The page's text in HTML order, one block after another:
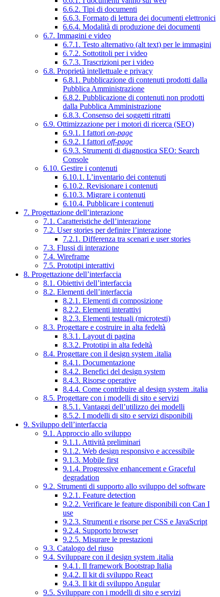
6.6.2. Tipi di documenti
6.6.3. Formato di lettura dei documenti elettronici
6.6.4. Modalità di produzione dei documenti
6.7. Immagini e video
6.7.1. Testo alternativo (alt text) per le immagini
6.7.2. Sottotitoli per i video
6.7.3. Trascrizioni per i video
6.8. Proprietà intellettuale e privacy
6.8.1. Pubblicazione di contenuti prodotti dalla
Pubblica Amministrazione
6.8.2. Pubblicazione di contenuti non prodotti
dalla Pubblica Amministrazione
6.8.3. Consenso dei soggetti ritratti
6.9. Ottimizzazione per i motori di ricerca (SEO)
6.9.1. I fattori on-page
6.9.2. I fattori off-page
6.9.3. Strumenti di diagnostica SEO: Search
Console
6.10. Gestire i contenuti
6.10.1. L’inventario dei contenuti
6.10.2. Revisionare i contenuti
6.10.3. Migrare i contenuti
6.10.4. Pubblicare i contenuti
7. Progettazione dell’interazione
7.1. Caratteristiche dell’interazione
7.2. User stories per definire l’interazione
7.2.1. Differenza tra scenari e user stories
7.3. Flussi di interazione
7.4. Wireframe
7.5. Prototipi interattivi
8. Progettazione dell’interfaccia
8.1. Obiettivi dell’interfaccia
8.2. Elementi dell’interfaccia
8.2.1. Elementi di composizione
8.2.2. Elementi interattivi
8.2.3. Elementi testuali (microtesti)
8.3. Progettare e costruire in alta fedeltà
8.3.1. Layout di pagina
8.3.2. Prototipi in alta fedeltà
8.4. Progettare con il design system .italia
8.4.1. Documentazione
8.4.2. Benefici del design system
8.4.3. Risorse operative
8.4.4. Come contribuire al design system .italia
8.5. Progettare con i modelli di sito e servizi
8.5.1. Vantaggi dell’utilizzo dei modelli
8.5.2. I modelli di sito e servizi disponibili
9. Sviluppo dell’interfaccia
9.1. Approccio allo sviluppo
9.1.1. Attività preliminari
9.1.2. Web design responsivo e accessibile
9.1.3. Mobile first
9.1.4. Progressive enhancement e Graceful
degradation
9.2. Strumenti di supporto allo sviluppo del software
9.2.1. Feature detection
9.2.2. Verificare le feature disponibili con Can I
use
9.2.3. Strumenti e risorse per CSS e JavaScript
9.2.4. Supporto browser
9.2.5. Misurare le prestazioni
9.3. Catalogo del riuso
9.4. Sviluppare con il design system .italia
9.4.1. Il framework Bootstrap Italia
9.4.2. Il kit di sviluppo React
9.4.3. Il kit di sviluppo Angular
9.5. Sviluppare con i modelli di sito e servizi